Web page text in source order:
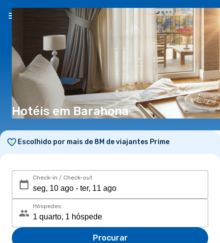
PT(€)
Hotéis em Barahona
Escolhido por mais de 8M de viajantes Prime
Check-in / Check-out
Hóspedes
Procurar